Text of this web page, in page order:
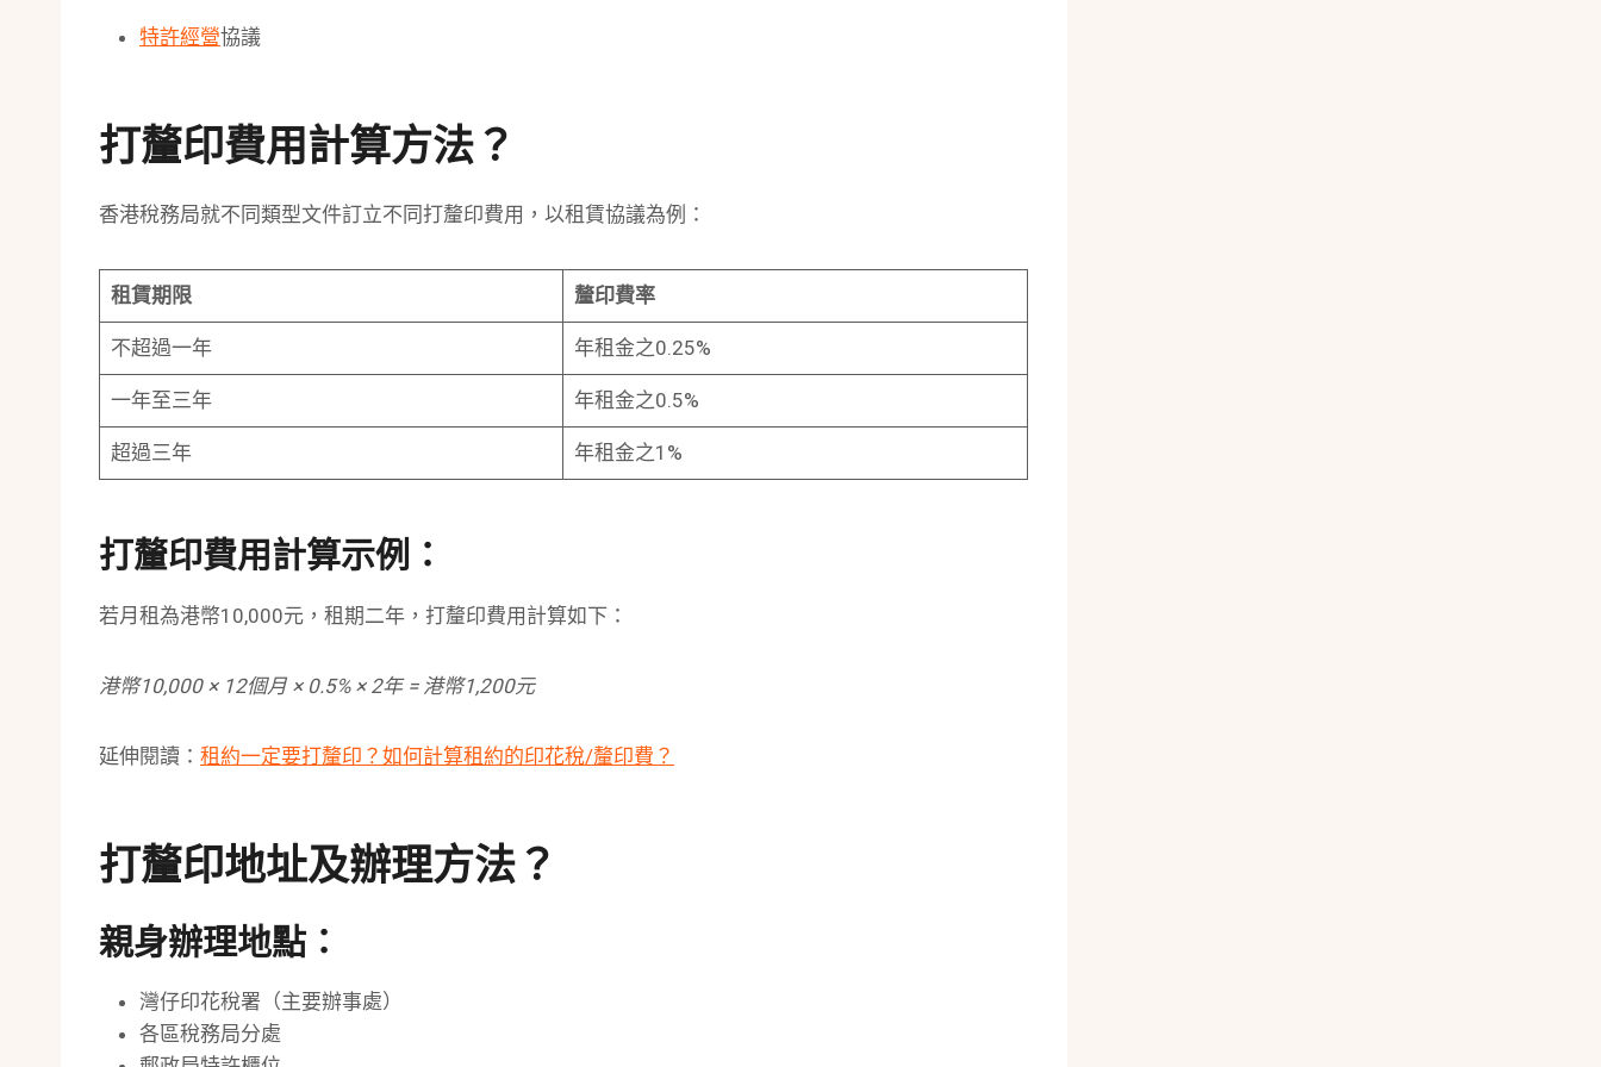
特許經營協議
打釐印費用計算方法？
香港稅務局就不同類型文件訂立不同打釐印費用，以租賃協議為例：
租賃期限 釐印費率
不超過一年 年租金之0.25%
一年至三年 年租金之0.5%
超過三年 年租金之1%
打釐印費用計算示例：
若月租為港幣10,000元，租期二年，打釐印費用計算如下：
港幣10,000 × 12個月 × 0.5% × 2年 = 港幣1,200元
延伸閱讀： 租約一定要打釐印？如何計算租約的印花稅/釐印費？
打釐印地址及辦理方法？
親身辦理地點：
灣仔印花稅署（主要辦事處）
各區稅務局分處